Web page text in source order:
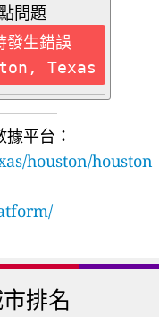
問題
發生錯誤
Texas
平台：
houston/houston
排名